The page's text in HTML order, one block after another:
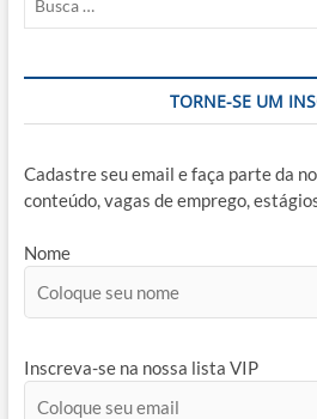
TORNE-SE UM
Cadastre seu email e faça parte da
conteúdo, vagas de emprego,
Nome
Inscreva-se na nossa lista VIP